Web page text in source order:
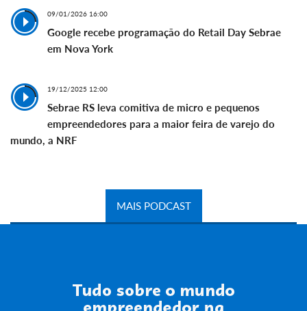
09/01/2026 16:00
Google recebe programação do Retail Day Sebrae
em Nova York
19/12/2025 12:00
Sebrae RS leva comitiva de micro e pequenos
empreendedores para a maior feira de varejo do
mundo, a NRF
MAIS PODCAST